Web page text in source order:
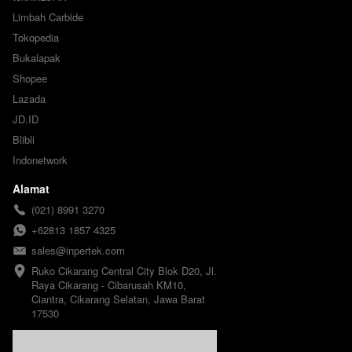
Limbah Carbide
Tokopedia
Bukalapak
Shopee
Lazada
JD.ID
Blibli
Indonetwork
Alamat
(021) 8991 3270
+62813 1857 4325
sales@inpertek.com
Ruko Cikarang Central City Blok D20, Jl.
Raya Cikarang - Cibarusah KM10,
Ciantra, Cikarang Selatan, Jawa Barat
17530